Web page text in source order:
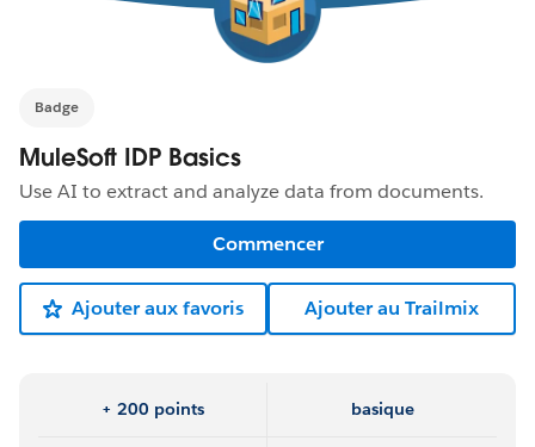
Badge
MuleSoft IDP Basics
Use AI to extract and analyze data from documents.
Commencer
Ajouter aux favoris Ajouter au Trailmix
+ 200 points basique